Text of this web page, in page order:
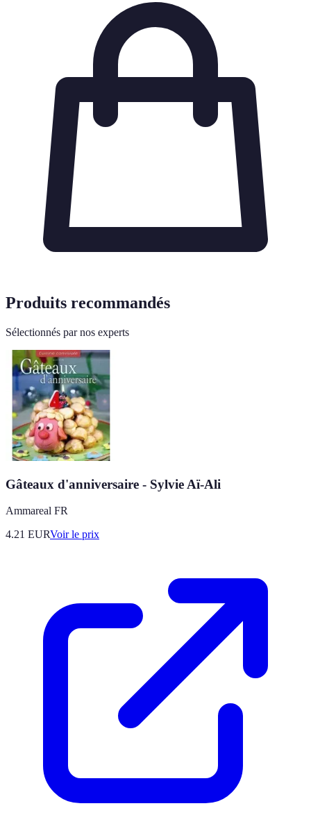
Produits recommandés
Sélectionnés par nos experts
Gâteaux d'anniversaire - Sylvie Aï-Ali
Ammareal FR
4.21 EURVoir le prix